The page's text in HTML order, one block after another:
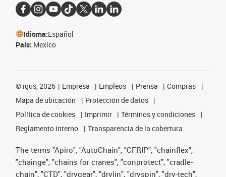
Idioma:Español
País: Mexico
© igus, 2026 Empresa Empleos Prensa
Compras
Mapa de ubicación
Protección de datos
Política de cookies
Imprimir
Términos y condiciones
Reglamento interno
Transparencia de la cobertura
The terms "Apiro", "AutoChain", "CFRIP", "chainflex",
"chainge", "chains for cranes", "conprotect", "cradle-
chain", "CTD", "drygear", "drylin", "dryspin", "dry-tech",